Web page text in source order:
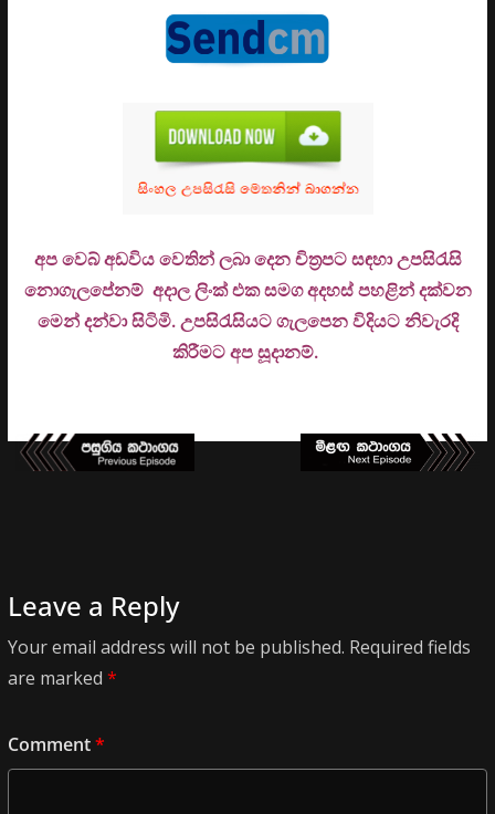
අප වෙබ් අඩවිය වෙතින් ලබා දෙන චිත්‍රපට සඳහා උපසිරැසි
නොගැලපේනම් අදාල ලිංක් එක සමග අදහස් පහළින් දක්වන
මෙන් දන්වා සිටිමි. උපසිරැසියට ගැලපෙන විදියට නිවැරදි
කිරීමට අප සූදානම්.
Leave a Reply
Your email address will not be published. Required fields
are marked *
Comment*